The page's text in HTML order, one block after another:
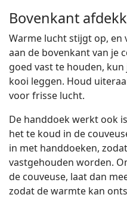
Bovenkant
Warme lucht stijgt op,
aan de bovenkant van je
goed vast te houden,
kooi leggen. Houd
voor frisse lucht.
De handdoek werkt ook
het te koud in de
in met handdoeken,
vastgehouden worden.
de couveuse, laat dan
zodat de warmte kan